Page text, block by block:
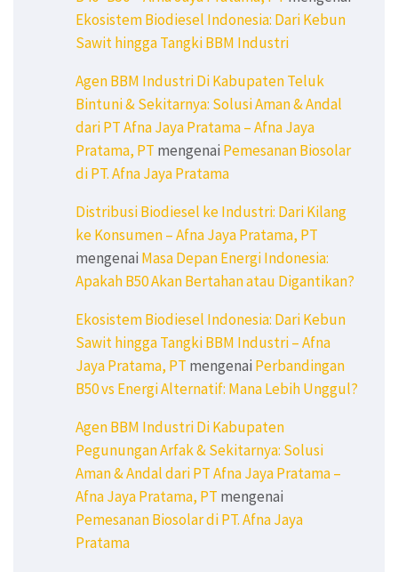
Ekosistem Biodiesel Indonesia: Dari Kebun
Sawit hingga Tangki BBM Industri
Agen BBM Industri Di Kabupaten Teluk
Bintuni & Sekitarnya: Solusi Aman & Andal
dari PT Afna Jaya Pratama – Afna Jaya
Pratama, PT mengenai Pemesanan Biosolar
di PT. Afna Jaya Pratama
Distribusi Biodiesel ke Industri: Dari Kilang
ke Konsumen – Afna Jaya Pratama, PT
mengenai Masa Depan Energi Indonesia:
Apakah B50 Akan Bertahan atau Digantikan?
Ekosistem Biodiesel Indonesia: Dari Kebun
Sawit hingga Tangki BBM Industri – Afna
Jaya Pratama, PT mengenai Perbandingan
B50 vs Energi Alternatif: Mana Lebih Unggul?
Agen BBM Industri Di Kabupaten
Pegunungan Arfak & Sekitarnya: Solusi
Aman & Andal dari PT Afna Jaya Pratama –
Afna Jaya Pratama, PT mengenai
Pemesanan Biosolar di PT. Afna Jaya
Pratama